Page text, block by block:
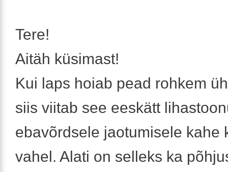
Tere!
Aitäh küsimast!
Kui laps hoiab pead rohkem
siis viitab see eeskätt
ebavõrdsele jaotumisele kahe
vahel. Alati on selleks ka